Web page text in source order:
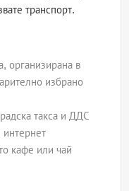
транспорт.
организирана в
избрано
такса и ДДС
интернет
кафе или чай